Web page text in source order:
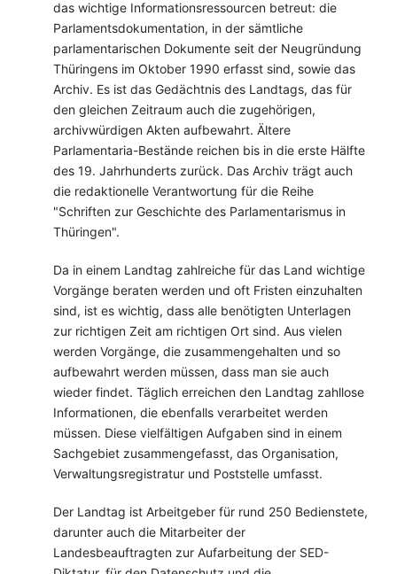
das wichtige Informationsressourcen betreut: die
Parlamentsdokumentation, in der sämtliche
parlamentarischen Dokumente seit der Neugründung
Thüringens im Oktober 1990 erfasst sind, sowie das
Archiv. Es ist das Gedächtnis des Landtags, das für
den gleichen Zeitraum auch die zugehörigen,
archivwürdigen Akten aufbewahrt. Ältere
Parlamentaria-Bestände reichen bis in die erste Hälfte
des 19. Jahrhunderts zurück. Das Archiv trägt auch
die redaktionelle Verantwortung für die Reihe
"Schriften zur Geschichte des Parlamentarismus in
Thüringen".
Da in einem Landtag zahlreiche für das Land wichtige
Vorgänge beraten werden und oft Fristen einzuhalten
sind, ist es wichtig, dass alle benötigten Unterlagen
zur richtigen Zeit am richtigen Ort sind. Aus vielen
werden Vorgänge, die zusammengehalten und so
aufbewahrt werden müssen, dass man sie auch
wieder findet. Täglich erreichen den Landtag zahllose
Informationen, die ebenfalls verarbeitet werden
müssen. Diese vielfältigen Aufgaben sind in einem
Sachgebiet zusammengefasst, das Organisation,
Verwaltungsregistratur und Poststelle umfasst.
Der Landtag ist Arbeitgeber für rund 250 Bedienstete,
darunter auch die Mitarbeiter der
Landesbeauftragten zur Aufarbeitung der SED-